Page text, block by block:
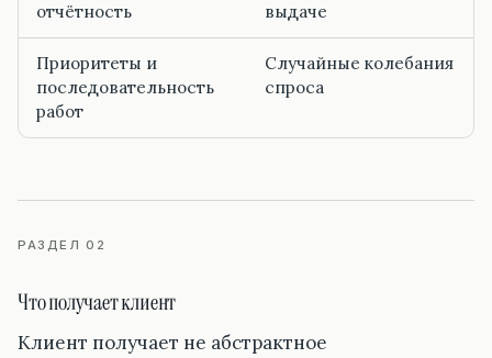
отчётность
выдаче
Приоритеты и
последовательность
работ
Случайные колебания
спроса
РАЗДЕЛ 02
Что получает клиент
Клиент получает не абстрактное